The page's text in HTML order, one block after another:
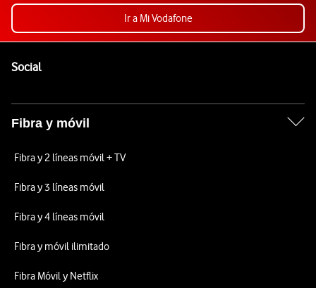
Ir a Mi Vodafone
SocialEnlaces a las redes sociales de Vodafone
Fibra y móvil
Fibra y 2 líneas móvil + TV
Fibra y 3 líneas móvil
Fibra y 4 líneas móvil
Fibra y móvil ilimitado
Fibra Móvil y Netflix